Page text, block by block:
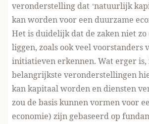
veronderstelling dat ‘natuurlijk
kan worden voor een duurzame
Het is duidelijk dat de zaken niet zo
liggen, zoals ook veel voorstanders
initiatieven erkennen. Wat erger is,
belangrijkste veronderstellingen
kan kapitaal worden en diensten
zou de basis kunnen vormen voor
economie) zijn gebaseerd op